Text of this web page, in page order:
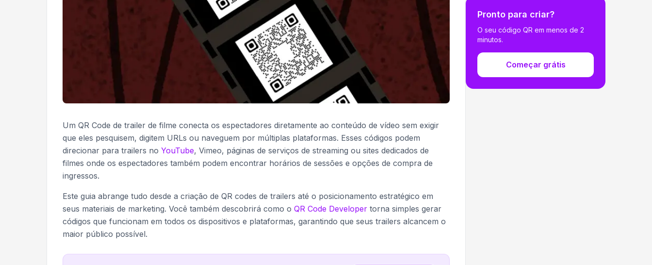
Um QR Code de trailer de filme conecta os espectadores diretamente ao conteúdo de vídeo sem exigir
que eles pesquisem, digitem URLs ou naveguem por múltiplas plataformas. Esses códigos podem
direcionar para trailers no YouTube, Vimeo, páginas de serviços de streaming ou sites dedicados de
filmes onde os espectadores também podem encontrar horários de sessões e opções de compra de
ingressos.
Este guia abrange tudo desde a criação de QR codes de trailers até o posicionamento estratégico em
seus materiais de marketing. Você também descobrirá como o QR Code Developer torna simples gerar
códigos que funcionam em todos os dispositivos e plataformas, garantindo que seus trailers alcancem o
maior público possível.
Pronto para criar?
O seu código QR em menos de 2
minutos.
Começar grátis